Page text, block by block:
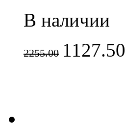
В наличии
2255.00 1127.50